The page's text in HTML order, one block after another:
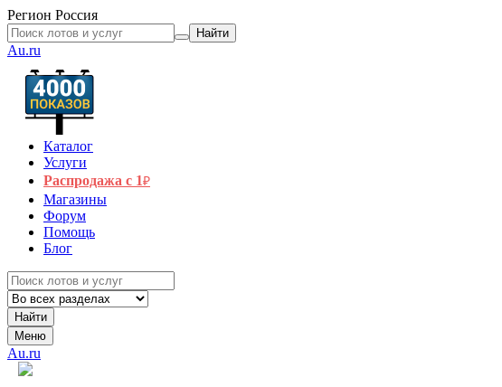
Регион Россия
Найти
Au.ru
Каталог
Услуги
Распродажа с 1₽
Магазины
Форум
Помощь
Блог
Найти
Меню
Au.ru